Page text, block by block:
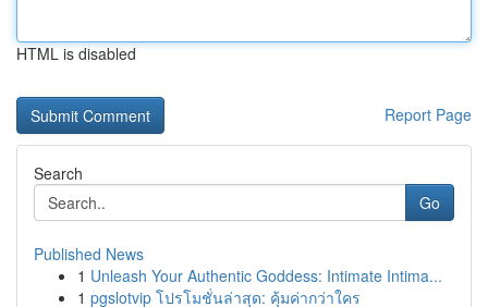
HTML is disabled
Report Page
Search
Go
Published News
1 Unleash Your Authentic Goddess: Intimate Intima...
1 pgslotvip โปรโมชั่นล่าสุด: คุ้มค่ากว่าใคร